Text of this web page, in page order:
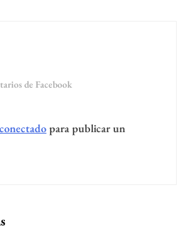
de Facebook
conectadopara publicar un